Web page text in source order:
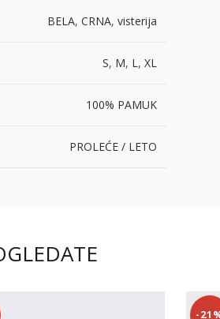
BELA, CRNA, visterija
S, M, L , XL
100% PAMUK
PROLEĆE / LETO
-